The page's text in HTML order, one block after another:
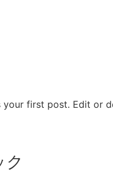
your first post. Edit or